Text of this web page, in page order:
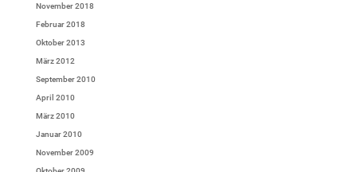
November 2018
Februar 2018
Oktober 2013
März 2012
September 2010
April 2010
März 2010
Januar 2010
November 2009